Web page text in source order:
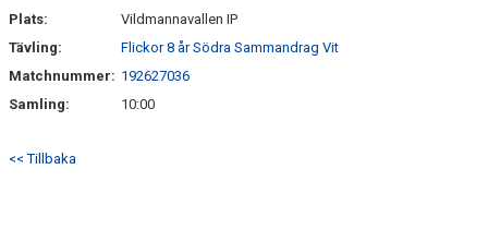
KONTAKT
Plats:
Vildmannavallen IP
Tävling:
Flickor 8 år Södra Sammandrag Vit
Matchnummer: 192627036
Samling:
10:00
<< Tillbaka